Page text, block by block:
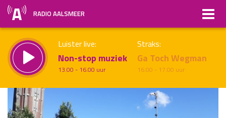
RADIO AALSMEER
Luister live:
Non-stop muziek
13.00 - 16.00 uur
Straks:
Ga Toch Wegman
16.00 - 17.00 uur